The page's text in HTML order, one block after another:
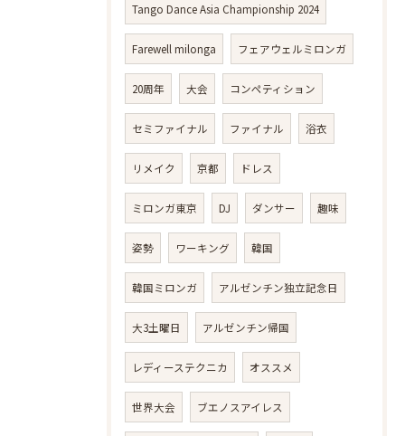
Tango Dance Asia Championship 2024
Farewell milonga フェアウェルミロンガ
20周年 大会 コンペティション
セミファイナル ファイナル 浴衣
リメイク 京都 ドレス
ミロンガ東京 DJ ダンサー 趣味
姿勢 ワーキング 韓国
韓国ミロンガ アルゼンチン独立記念日
大3土曜日 アルゼンチン帰国
レディーステクニカ オススメ
世界大会 ブエノスアイレス